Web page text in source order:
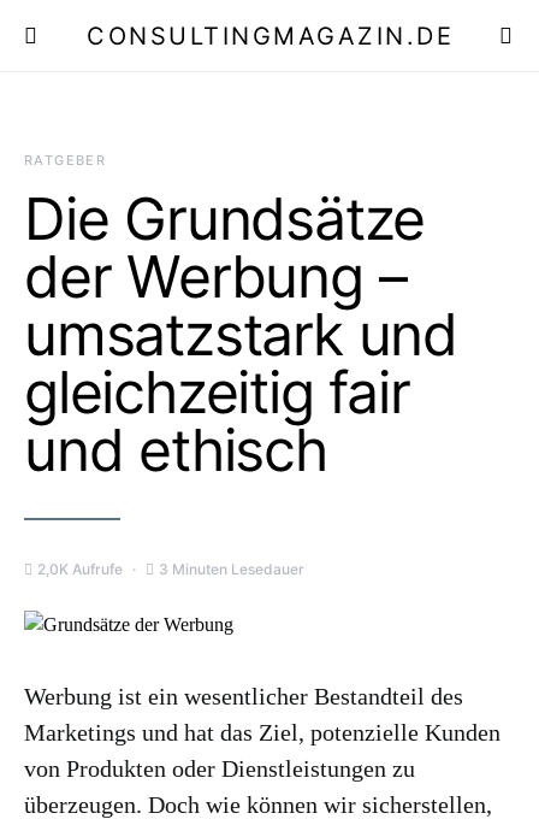
CONSULTINGMAGAZIN.DE
RATGEBER
Die Grundsätze
der Werbung –
umsatzstark und
gleichzeitig fair
und ethisch
2,0K Aufrufe 3 Minuten Lesedauer
Werbung ist ein wesentlicher Bestandteil des
Marketings und hat das Ziel, potenzielle Kunden
von Produkten oder Dienstleistungen zu
überzeugen. Doch wie können wir sicherstellen,